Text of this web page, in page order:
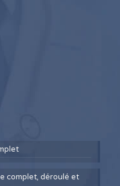
complet, déroulé et